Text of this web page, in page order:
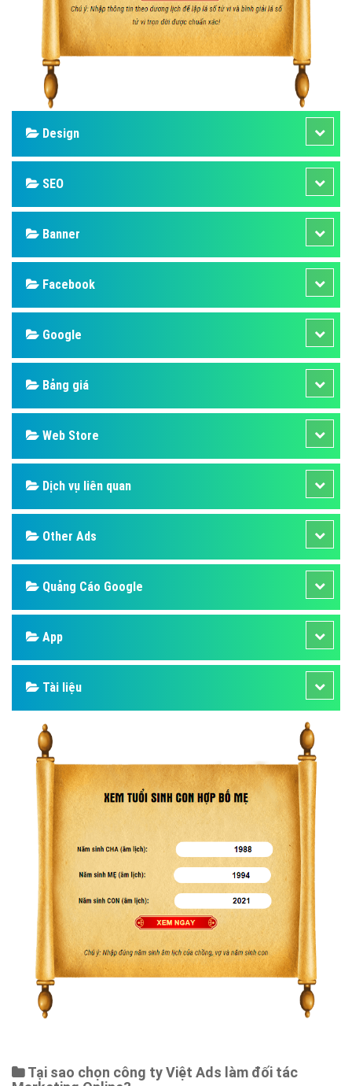
Design
SEO
Banner
Facebook
Google
Bảng giá
Web Store
Dịch vụ liên quan
Other Ads
Quảng Cáo Google
App
Tài liệu
Tại sao chọn công ty Việt Ads làm đối tác